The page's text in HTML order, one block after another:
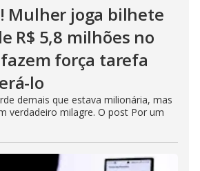
Mulher joga bilhete
R$ 5,8 milhões no
força tarefa
lo
demais que estava milionária, mas
verdadeiro milagre. O post Por um